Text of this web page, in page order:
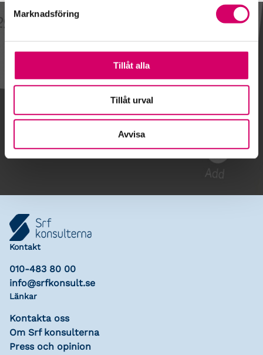
Marknadsföring
Tillåt alla
Tillåt urval
Avvisa
Lägg till i kalender
Kontakt
010-483 80 00
info@srfkonsult.se
Länkar
Kontakta oss
Om Srf konsulterna
Press och opinion